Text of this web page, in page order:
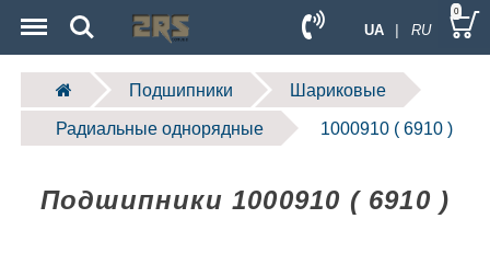
UA | RU
Search 0
Подшипники Шариковые
Радиальные однорядные 1000910 ( 6910 )
Подшипники 1000910 ( 6910 )